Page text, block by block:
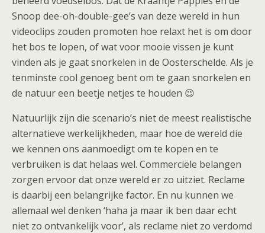
Snoop dee-oh-double-gee’s van deze wereld in hun
videoclips zouden promoten hoe relaxt het is om door
het bos te lopen, of wat voor mooie vissen je kunt
vinden als je gaat snorkelen in de Oosterschelde. Als je
tenminste cool genoeg bent om te gaan snorkelen en
de natuur een beetje netjes te houden 😉
Natuurlijk zijn die scenario’s niet de meest realistische
alternatieve werkelijkheden, maar hoe de wereld die
we kennen ons aanmoedigt om te kopen en te
verbruiken is dat helaas wel. Commerciële belangen
zorgen ervoor dat onze wereld er zo uitziet. Reclame
is daarbij een belangrijke factor. En nu kunnen we
allemaal wel denken ‘haha ja maar ik ben daar echt
niet zo ontvankelijk voor’, als reclame niet zo verdomd